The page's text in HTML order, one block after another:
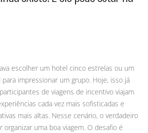
escolher um hotel cinco estrelas ou um
impressionar um grupo. Hoje, isso já
de viagens de incentivo viajam
cada vez mais sofisticadas e
mais altas. Nesse cenário, o verdadeiro
uma boa viagem. O desafio é